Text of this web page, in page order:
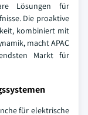
Lösungen für
Die proaktive
kombiniert mit
macht APAC
Markt für
für elektrische